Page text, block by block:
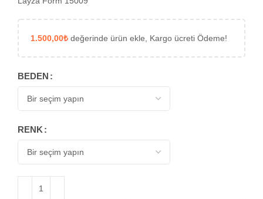
1.500,00₺ değerinde ürün ekle, Kargo ücreti Ödeme!
BEDEN
RENK